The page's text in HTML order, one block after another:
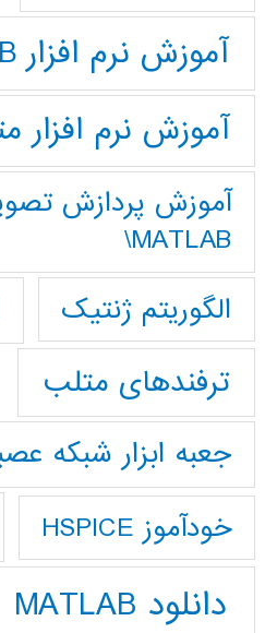
آموزش نرم افزار MATLAB
آموزش نرم افزار
آموزش پردازش
MATLAB\
الگوریتم ژنتیک
ترفندهای متلب
جعبه ابزار شبکه
خودآموز HSPICE
دانلود MATLAB